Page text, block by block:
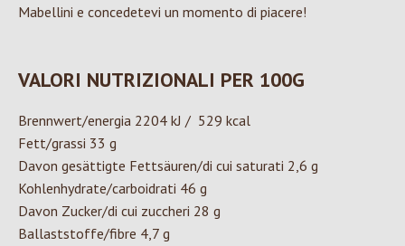
Mabellini e concedetevi un momento di piacere!
VALORI NUTRIZIONALI PER 100G
Brennwert/energia 2204 kJ / 529 kcal
Fett/grassi 33 g
Davon gesättigte Fettsäuren/di cui saturati 2,6 g
Kohlenhydrate/carboidrati 46 g
Davon Zucker/di cui zuccheri 28 g
Ballaststoffe/fibre 4,7 g